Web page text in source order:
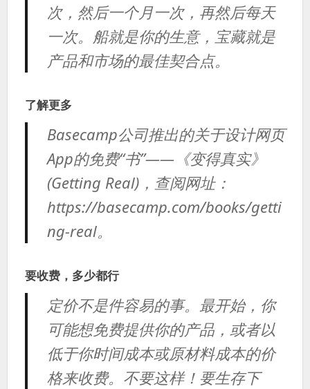
次，然后一个月一次，再然后每天
一次。船就是你的生意，宝藏就是
产品和市场的最佳契合点。
了解更多
Basecamp公司推出的关于设计网页
App的免费“书”——《变得真实》
(Getting Real)，查阅网址：
https://basecamp.com/books/getti
ng-real。
要收费，多少都行
定价不是件容易的事。最开始，你
可能想免费提供你的产品，或者以
低于你时间成本或原材料成本的价
格来收费。不要这样！要生存下